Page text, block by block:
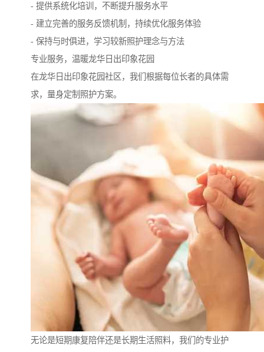
- 提供系统化培训，不断提升服务水平
- 建立完善的服务反馈机制，持续优化服务体验
- 保持与时俱进，学习较新照护理念与方法
专业服务，温暖龙华日出印象花园
在龙华日出印象花园社区，我们根据每位长者的具体需
求，量身定制照护方案。
无论是短期康复陪伴还是长期生活照料，我们的专业护